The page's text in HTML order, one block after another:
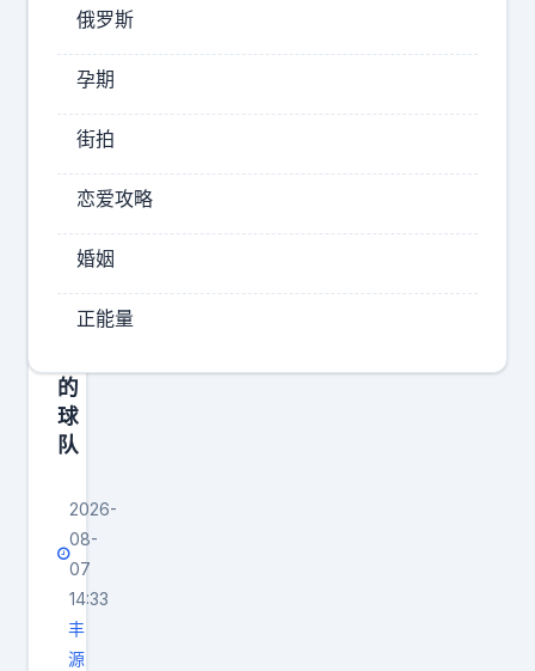
神
论
都
能
，
本
就
不
想
这
些
事
你
因
下
先
是
要
浓
眉
的
球
队
2026-
08-
07
14:33
丰
源
俄罗斯
孕期
街拍
恋爱攻略
婚姻
正能量